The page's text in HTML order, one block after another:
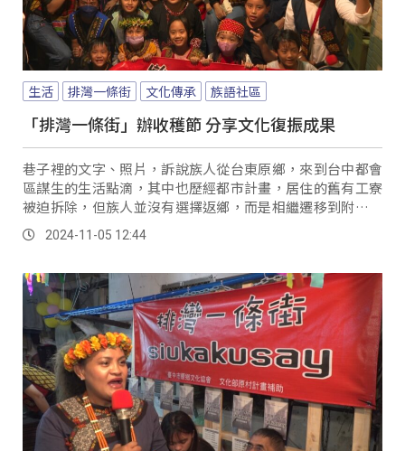
生活 排灣一條街 文化傳承 族語社區
「排灣一條街」辦收穫節 分享文化復振成果
巷子裡的文字、照片，訴說族人從台東原鄉，來到台中都會
區謀生的生活點滴，其中也歷經都市計畫，居住的舊有工寮
被迫拆除，但族人並沒有選擇返鄉，而是相繼遷移到附近一
處，一代接著一代繼續一起生活，也形成了族人稱呼的「排
灣一條街」。
2024-11-05 12:44